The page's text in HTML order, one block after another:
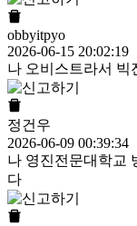
obbyitpyo
2026-06-15 20:02:19
나 오비스트라서 빅
정건우
2026-06-09 00:39:34
나 영진전문대학교
다